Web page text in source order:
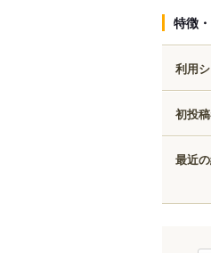
特徴
利用
初投
最近